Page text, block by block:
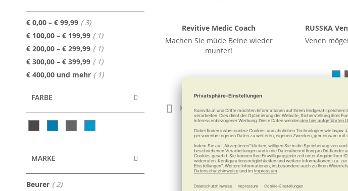
Revitive Medic Coach
Machen Sie müde Beine wieder
munter!
Merken Vergleichen
RUSSKA
Venen
Merken
€ 0,00 – € 99,99 3Artikel
€ 100,00 – € 199,99 1Artikel
€ 200,00 – € 299,99 1Artikel
€ 300,00 – € 399,99 1Artikel
€ 400,00 und mehr 1Artikel
FARBE
MARKE
Beurer 2Artikel